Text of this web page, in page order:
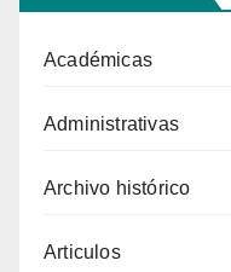
Académicas
Administrativas
Archivo histórico
Articulos